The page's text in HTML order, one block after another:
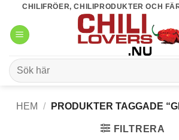
content
CHILIFRÖER, CHILIPRODUKTER OCH
Sök
efter:
HEM / PRODUKTER TAGGADE
FILTRERA